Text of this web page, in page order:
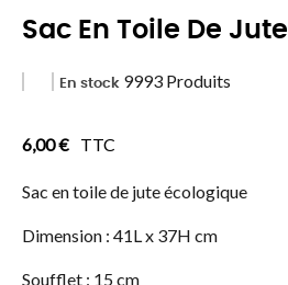
Sac En Toile De Jute
En stock 9993 Produits
6,00 € TTC
Sac en toile de jute écologique
Dimension : 41L x 37H cm
Soufflet : 15 cm